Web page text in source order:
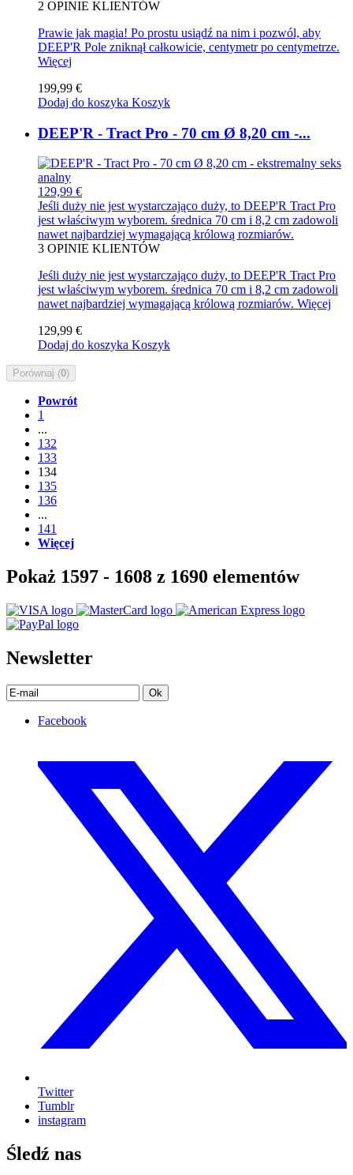
2 OPINIE KLIENTÓW
Prawie jak magia! Po prostu usiądź na nim i pozwól, aby
DEEP'R Pole zniknął całkowicie, centymetr po centymetrze.
Więcej
199,99 €
Dodaj do koszyka Koszyk
DEEP'R - Tract Pro - 70 cm Ø 8,20 cm -...
129,99 €
Jeśli duży nie jest wystarczająco duży, to DEEP'R Tract Pro
jest właściwym wyborem. średnica 70 cm i 8,2 cm zadowoli
nawet najbardziej wymagającą królową rozmiarów.
3 OPINIE KLIENTÓW
Jeśli duży nie jest wystarczająco duży, to DEEP'R Tract Pro
jest właściwym wyborem. średnica 70 cm i 8,2 cm zadowoli
nawet najbardziej wymagającą królową rozmiarów. Więcej
129,99 €
Dodaj do koszyka Koszyk
Porównaj (0)
Powrót
1
...
132
133
134
135
136
...
141
Więcej
Pokaż 1597 - 1608 z 1690 elementów
Newsletter
Ok
Facebook
Twitter
Tumblr
instagram
Śledź nas